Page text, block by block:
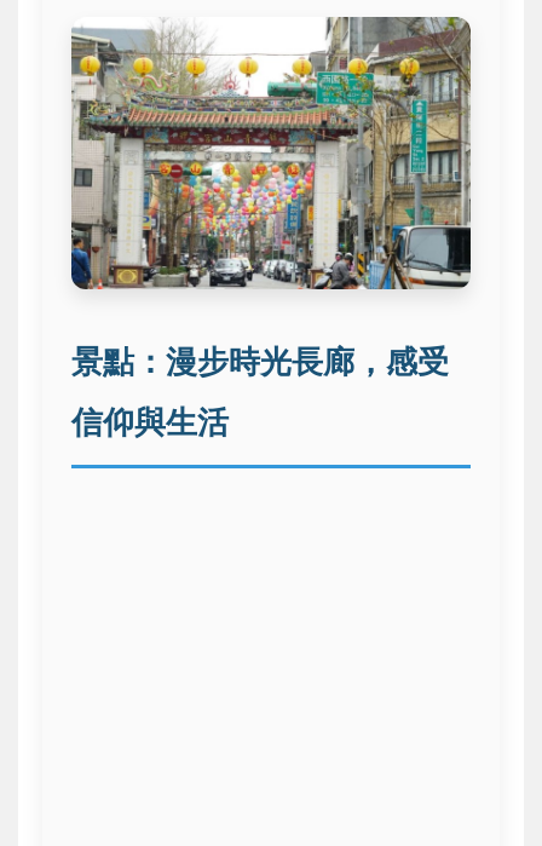
景點：漫步時光長廊，感受
信仰與生活